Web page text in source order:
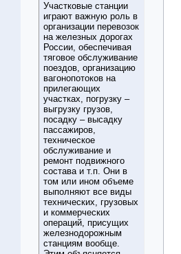
Участковые станции
играют важную роль в
организации перевозок
на железных дорогах
России, обеспечивая
тяговое обслуживание
поездов, организацию
вагонопотоков на
прилегающих
участках, погрузку –
выгрузку грузов,
посадку – высадку
пассажиров,
техническое
обслуживание и
ремонт подвижного
состава и т.п. Они в
том или ином объеме
выполняют все виды
технических, грузовых
и коммерческих
операций, присущих
железнодорожным
станциям вообще.